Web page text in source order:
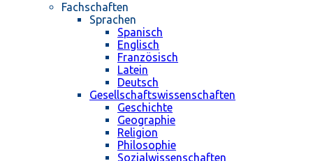
Fachschaften
Sprachen
Spanisch
Englisch
Französisch
Latein
Deutsch
Gesellschaftswissenschaften
Geschichte
Geographie
Religion
Philosophie
Sozialwissenschaften